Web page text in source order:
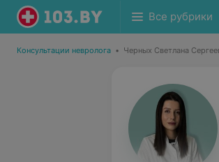
Все рубрики
Консультации невролога • Черных Светлана